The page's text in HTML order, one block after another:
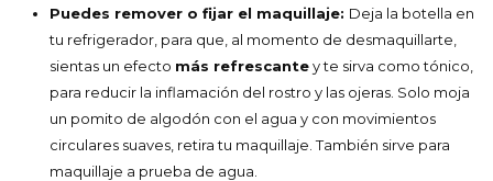
Puedes remover o fijar el maquillaje: Deja la botella en
tu refrigerador, para que, al momento de desmaquillarte,
sientas un efecto más refrescantey te sirva como tónico,
para reducir la inflamación del rostro y las ojeras. Solo moja
un pomito de algodón con el agua y con movimientos
circulares suaves, retira tu maquillaje. También sirve para
maquillaje a prueba de agua.